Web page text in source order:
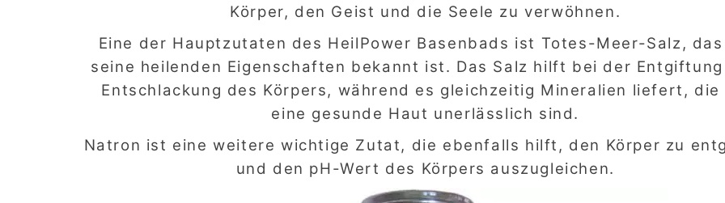
Körper, den Geist und die Seele zu verwöhnen.
Eine der Hauptzutaten des HeilPower Basenbads ist Totes-Meer-Salz,
seine heilenden Eigenschaften bekannt ist. Das Salz hilft bei der
Entschlackung des Körpers, während es gleichzeitig Mineralien liefert,
eine gesunde Haut unerlässlich sind.
Natron ist eine weitere wichtige Zutat, die ebenfalls hilft, den Körper zu
und den pH-Wert des Körpers auszugleichen.